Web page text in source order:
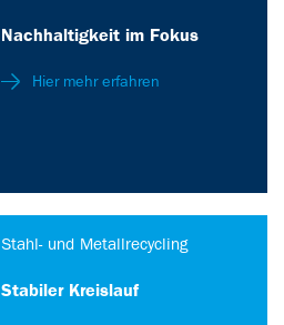
Nachhaltigkeit im Fokus
Hier mehr erfahren
Stahl- und Metallrecycling
Stabiler Kreislauf